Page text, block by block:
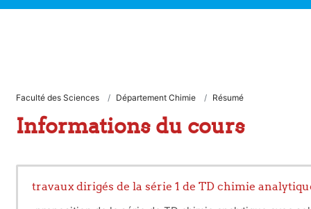
Faculté des Sciences Département Chimie Résumé
Informations du cours
travaux dirigés de la série 1 de TD chimie